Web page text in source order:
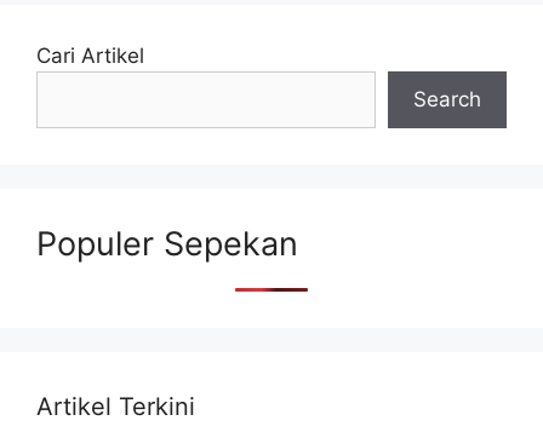
Cari Artikel
Search
Populer Sepekan
Artikel Terkini